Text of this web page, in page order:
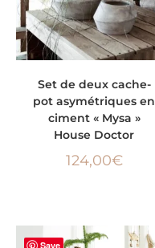
Set de deux cache-
pot asymétriques en
ciment « Mysa »
House Doctor
124,00€
Save